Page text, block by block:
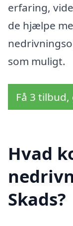
erfaring,
de hjælpe
som muligt.
Få 3
Hvad
Skads?